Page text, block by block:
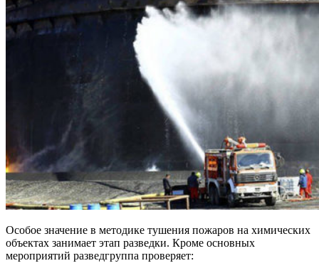
Особое значение в методике тушения пожаров на химических
объектах занимает этап разведки. Кроме основных
мероприятий разведгруппа проверяет: